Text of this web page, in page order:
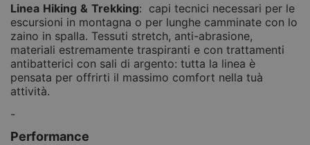
Linea Hiking & Trekking: capi tecnici necessari per le
escursioni in montagna o per lunghe camminate con lo
zaino in spalla. Tessuti stretch, anti-abrasione,
materiali estremamente traspiranti e con trattamenti
antibatterici con sali di argento: tutta la linea è
pensata per offrirti il massimo comfort nella tuà
attività.
-
Performance